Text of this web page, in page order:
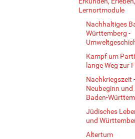
Lernortmodule
Nachhaltiges
Württemberg -
Kampf um
lange Weg zur
Nachkriegszeit
Neubeginn
Baden-
Jüdisches
und
Altertum